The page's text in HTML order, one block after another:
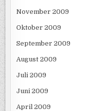
November 2009
Oktober 2009
September 2009
August 2009
Juli 2009
Juni 2009
April 2009